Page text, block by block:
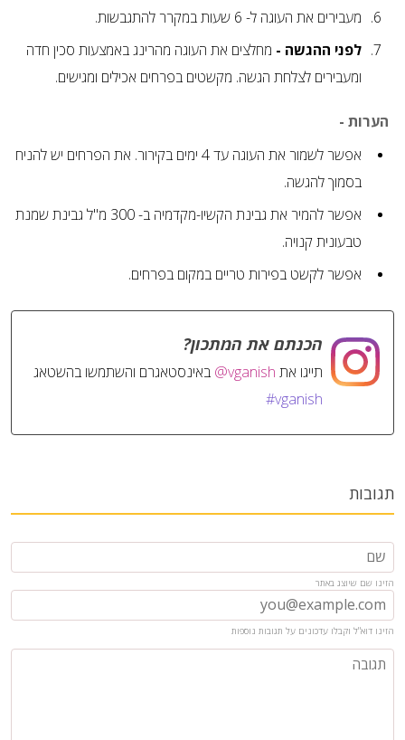
מעבירים את העוגה ל- 6 שעות במקרר להתגבשות.
לפני ההגשה - מחלצים את העוגה מהרינג באמצעות סכין חדה
ומעבירים לצלחת הגשה. מקשטים בפרחים אכילים ומגישים.
הערות -
אפשר לשמור את העוגה עד 4 ימים בקירור. את הפרחים יש להניח
בסמוך להגשה.
אפשר להמיר את גבינת הקשיו-מקדמיה ב- 300 מ"ל גבינת שמנת
טבעונית קנויה.
אפשר לקשט בפירות טריים במקום בפרחים.
הכנתם את המתכון?
תייגו את @vganish באינסטאגרם והשתמשו בהשטאג
#vganish
תגובות
הזינו שם שיוצג באתר
הזינו דוא"ל וקבלו עדכונים על תגובות נוספות